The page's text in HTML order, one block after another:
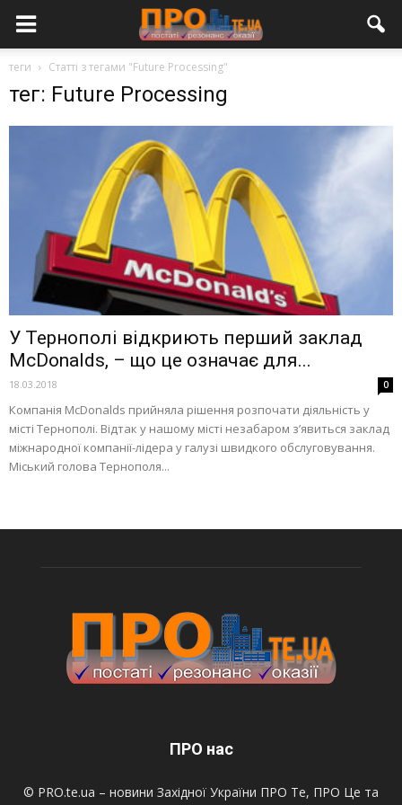
теги Статті з тегами "Future Processing"
тег: Future Processing
У Тернополі відкриють перший заклад
McDonalds, – що це означає для...
18.03.2018 0
Компанія McDonalds прийняла рішення розпочати діяльність у
місті Тернополі. Відтак у нашому місті незабаром з’явиться заклад
міжнародної компанії-лідера у галузі швидкого обслуговування.
Міський голова Тернополя...
ПРО нас
© PRO.te.ua – новини Західної України ПРО Те, ПРО Це та